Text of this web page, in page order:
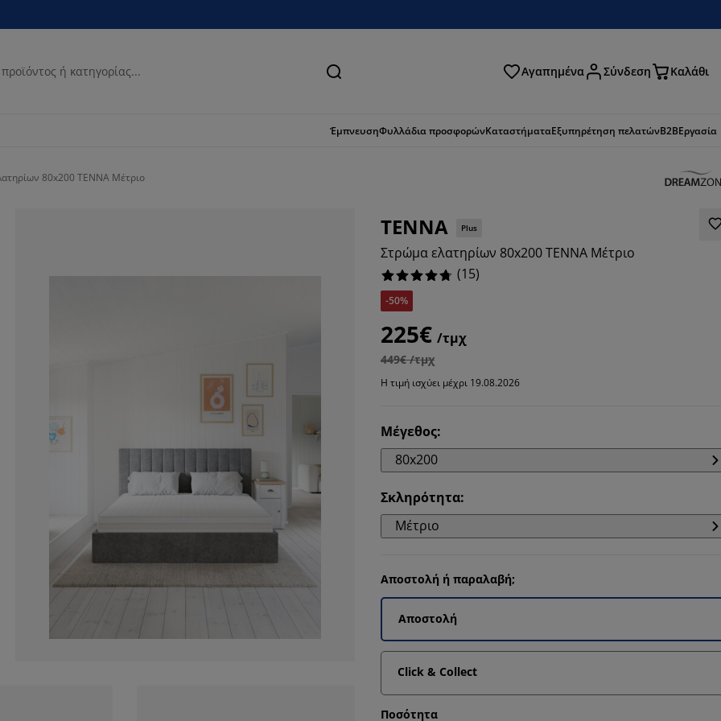
Αναζήτηση Αγαπημένα Σύνδεση Καλάθι
ΈμπνευσηΦυλλάδια προσφορώνΚαταστήματαΕξυπηρέτηση πελατώνB2BΕργασία
80x200 TENNA Mέτριο
TENNA Plus
Στρώμα ελατηρίων 80x200 TENNA Mέτριο
(15)
-50%
225€ /τμχ
449€ /τμχ
Η τιμή ισχύει μέχρι 19.08.2026
Μέγεθος:
80x200
Σκληρότητα:
Μέτριο
Αποστολή ή παραλαβή;
Αποστολή
Click & Collect
Ποσότητα
13.333333333333334%
6.666666666666667%